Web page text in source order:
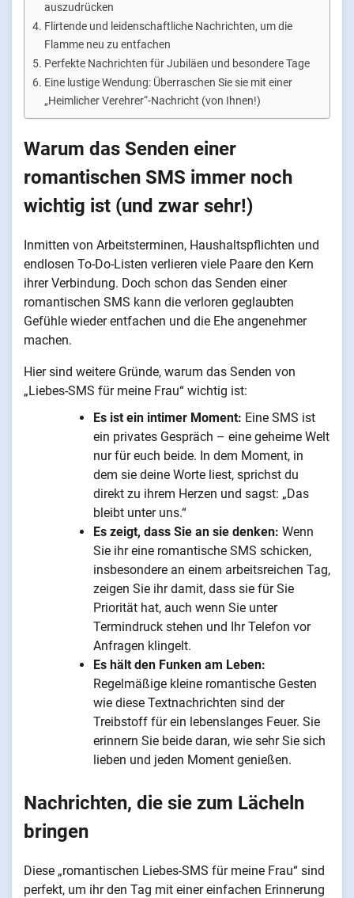
auszudrücken
Flirtende und leidenschaftliche Nachrichten, um die
Flamme neu zu entfachen
Perfekte Nachrichten für Jubiläen und besondere Tage
Eine lustige Wendung: Überraschen Sie sie mit einer
„Heimlicher Verehrer“-Nachricht (von Ihnen!)
Warum das Senden einer
romantischen SMS immer noch
wichtig ist (und zwar sehr!)
Inmitten von Arbeitsterminen, Haushaltspflichten und
endlosen To-Do-Listen verlieren viele Paare den Kern
ihrer Verbindung. Doch schon das Senden einer
romantischen SMS kann die verloren geglaubten
Gefühle wieder entfachen und die Ehe angenehmer
machen.
Hier sind weitere Gründe, warum das Senden von
„Liebes-SMS für meine Frau“ wichtig ist:
Es ist ein intimer Moment: Eine SMS ist
ein privates Gespräch – eine geheime Welt
nur für euch beide. In dem Moment, in
dem sie deine Worte liest, sprichst du
direkt zu ihrem Herzen und sagst: „Das
bleibt unter uns.“
Es zeigt, dass Sie an sie denken: Wenn
Sie ihr eine romantische SMS schicken,
insbesondere an einem arbeitsreichen Tag,
zeigen Sie ihr damit, dass sie für Sie
Priorität hat, auch wenn Sie unter
Termindruck stehen und Ihr Telefon vor
Anfragen klingelt.
Es hält den Funken am Leben:
Regelmäßige kleine romantische Gesten
wie diese Textnachrichten sind der
Treibstoff für ein lebenslanges Feuer. Sie
erinnern Sie beide daran, wie sehr Sie sich
lieben und jeden Moment genießen.
Nachrichten, die sie zum Lächeln
bringen
Diese „romantischen Liebes-SMS für meine Frau“ sind
perfekt, um ihr den Tag mit einer einfachen Erinnerung